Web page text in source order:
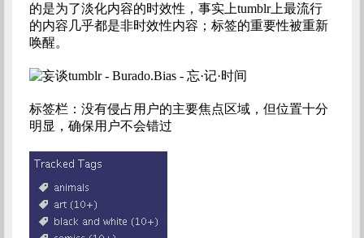
的是为了淡化内容的时效性，事实上tumblr上最流行
的内容几乎都是非时效性内容；标签的重要性被重新
唤醒。
标签栏：没有侵占用户的主要焦点区域，但位置十分
明显，确保用户不会错过